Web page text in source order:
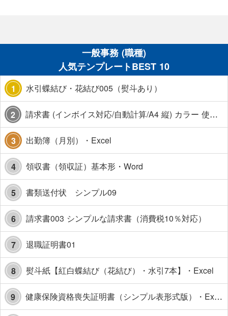
一般事務 (職種)
人気テンプレートBEST 10
1 水引蝶結び・花結び005（熨斗あり）
2 請求書 (インボイス対応/自動計算/A4 縦) カラー 使い方解説あり
3 出勤簿（月別）・Excel
4 領収書（領収証）基本形・Word
5 書類送付状 シンプル09
6 請求書003 シンプルな請求書（消費税10％対応）
7 退職証明書01
8 熨斗紙【紅白蝶結び（花結び）・水引7本】・Excel
9 健康保険資格喪失証明書（シンプル表形式版）・Excel【見本付き】